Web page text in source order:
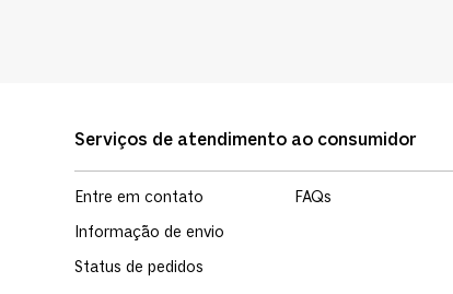
Serviços de atendimento ao consumidor
Entre em contato
Informação de envio
Status de pedidos
FAQs